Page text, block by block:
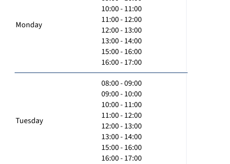
Monday
10:00 - 11:00
11:00 - 12:00
12:00 - 13:00
13:00 - 14:00
15:00 - 16:00
16:00 - 17:00
Tuesday
08:00 - 09:00
09:00 - 10:00
10:00 - 11:00
11:00 - 12:00
12:00 - 13:00
13:00 - 14:00
15:00 - 16:00
16:00 - 17:00